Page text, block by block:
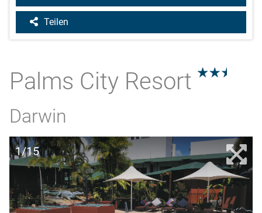
Teilen
Palms City Resort 2.5
Darwin
1/15